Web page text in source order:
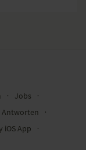
∙ Jobs
∙
Antworten
∙
iOS App
∙